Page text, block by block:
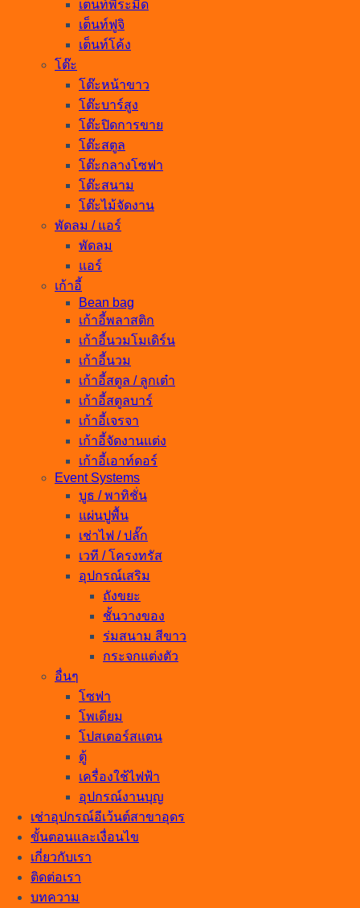
เต็นท์พีระมิด
เต็นท์ฟูจิ
เต็นท์โค้ง
โต๊ะ
โต๊ะหน้าขาว
โต๊ะบาร์สูง
โต๊ะปิดการขาย
โต๊ะสตูล
โต๊ะกลางโซฟา
โต๊ะสนาม
โต๊ะไม้จัดงาน
พัดลม / แอร์
พัดลม
แอร์
เก้าอี้
Bean bag
เก้าอี้พลาสติก
เก้าอี้นวมโมเดิร์น
เก้าอี้นวม
เก้าอี้สตูล / ลูกเต๋า
เก้าอี้สตูลบาร์
เก้าอี้เจรจา
เก้าอี้จัดงานแต่ง
เก้าอี้เอาท์ดอร์
Event Systems
บูธ / พาทิชั่น
แผ่นปูพื้น
เช่าไฟ / ปลั๊ก
เวที / โครงทรัส
อุปกรณ์เสริม
ถังขยะ
ชั้นวางของ
ร่มสนาม สีขาว
กระจกแต่งตัว
อื่นๆ
โซฟา
โพเดียม
โปสเตอร์สแตน
ตู้
เครื่องใช้ไฟฟ้า
อุปกรณ์งานบุญ
เช่าอุปกรณ์อีเว้นต์สาขาอุดร
ขั้นตอนและเงื่อนไข
เกี่ยวกับเรา
ติดต่อเรา
บทความ